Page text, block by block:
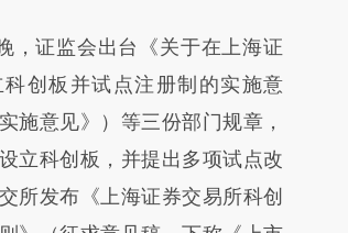
证监会出台《关于在上海证
创板并试点注册制的实施意
施意见》）等三份部门规章，
立科创板，并提出多项试点改
所发布《上海证券交易所科创